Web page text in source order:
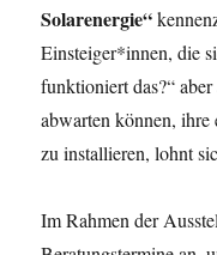
Solarenergie“
Einsteiger*innen, die
funktioniert das?“
abwarten können, ihre
zu installieren, lohnt
Im Rahmen der